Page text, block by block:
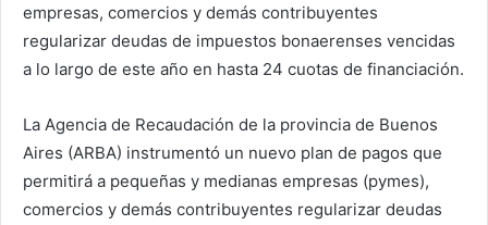
empresas, comercios y demás contribuyentes
regularizar deudas de impuestos bonaerenses vencidas
a lo largo de este año en hasta 24 cuotas de financiación.
La Agencia de Recaudación de la provincia de Buenos
Aires (ARBA) instrumentó un nuevo plan de pagos que
permitirá a pequeñas y medianas empresas (pymes),
comercios y demás contribuyentes regularizar deudas